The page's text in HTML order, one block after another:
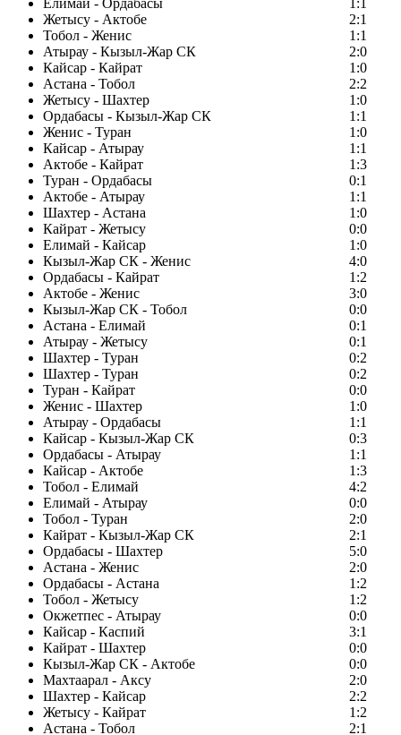
Елимай - Ордабасы
1:1
Жетысу - Актобе
2:1
Тобол - Женис
1:1
Атырау - Кызыл-Жар СК
2:0
Кайсар - Кайрат
1:0
Астана - Тобол
2:2
Жетысу - Шахтер
1:0
Ордабасы - Кызыл-Жар СК
1:1
Женис - Туран
1:0
Кайсар - Атырау
1:1
Актобе - Кайрат
1:3
Туран - Ордабасы
0:1
Актобе - Атырау
1:1
Шахтер - Астана
1:0
Кайрат - Жетысу
0:0
Елимай - Кайсар
1:0
Кызыл-Жар СК - Женис
4:0
Ордабасы - Кайрат
1:2
Актобе - Женис
3:0
Кызыл-Жар СК - Тобол
0:0
Астана - Елимай
0:1
Атырау - Жетысу
0:1
Шахтер - Туран
0:2
Шахтер - Туран
0:2
Туран - Кайрат
0:0
Женис - Шахтер
1:0
Атырау - Ордабасы
1:1
Кайсар - Кызыл-Жар СК
0:3
Ордабасы - Атырау
1:1
Кайсар - Актобе
1:3
Тобол - Елимай
4:2
Елимай - Атырау
0:0
Тобол - Туран
2:0
Кайрат - Кызыл-Жар СК
2:1
Ордабасы - Шахтер
5:0
Астана - Женис
2:0
Ордабасы - Астана
1:2
Тобол - Жетысу
1:2
Окжетпес - Атырау
0:0
Кайсар - Каспий
3:1
Кайрат - Шахтер
0:0
Кызыл-Жар СК - Актобе
0:0
Махтаарал - Аксу
2:0
Шахтер - Кайсар
2:2
Жетысу - Кайрат
1:2
Астана - Тобол
2:1